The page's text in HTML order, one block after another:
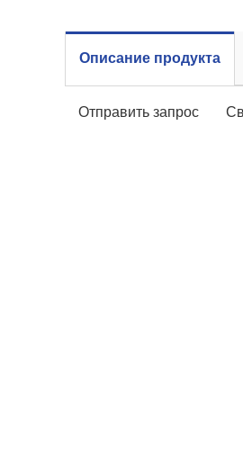
Описание продукта
Отправить запрос